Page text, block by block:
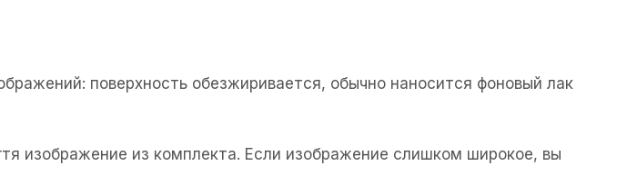
поверхность обезжиривается, обычно наносится фоновый лак
изображение из комплекта. Если изображение слишком широкое, вы